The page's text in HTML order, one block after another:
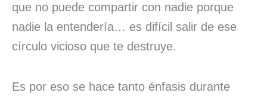
que no puede compartir con nadie porque
nadie la entendería… es difícil salir de ese
círculo vicioso que te destruye.
Es por eso se hace tanto énfasis durante